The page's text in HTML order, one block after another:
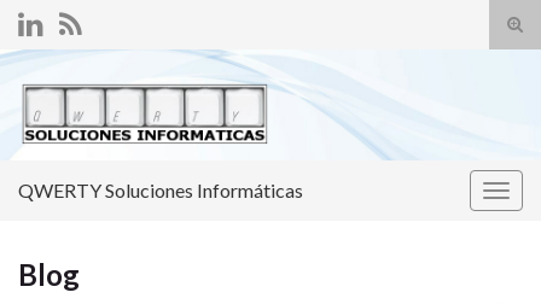
el
QWERTY Soluciones Informáticas
Blog